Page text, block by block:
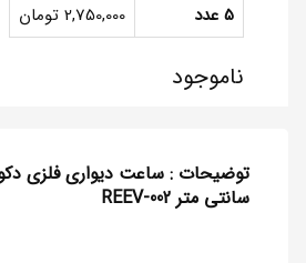
5 عدد
2,750,000 تومان
ناموجود
سانتی متر REEV-002